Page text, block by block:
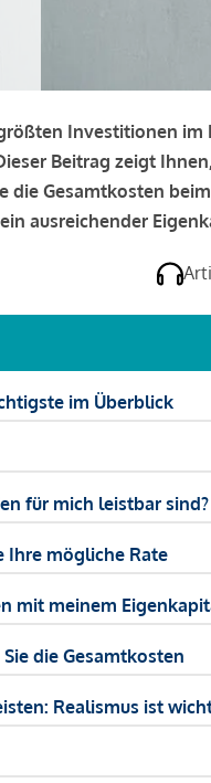
Investitionen
Beitrag zeigt
die Gesamtkosten
ausreichender
im Überblick
für mich leistbar sind?
Ihre mögliche Rate
mit meinem
die Gesamtkosten
Realismus ist